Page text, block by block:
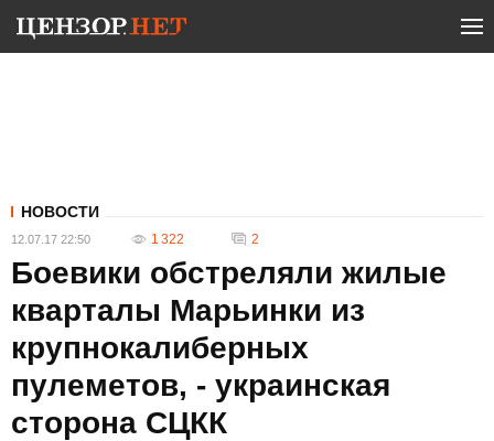
НОВОСТИ
12.07.17 22:50 1 322 2
Боевики обстреляли жилые
кварталы Марьинки из
крупнокалиберных
пулеметов, - украинская
сторона СЦКК